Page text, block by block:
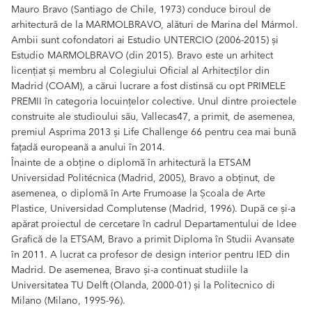
Mauro Bravo (Santiago de Chile, 1973) conduce biroul de
arhitectură de la MARMOLBRAVO, alături de Marina del Mármol.
Ambii sunt cofondatori ai Estudio UNTERCIO (2006-2015) și
Estudio MARMOLBRAVO (din 2015). Bravo este un arhitect
licențiat și membru al Colegiului Oficial al Arhitecților din
Madrid (COAM), a cărui lucrare a fost distinsă cu opt PRIMELE
PREMII în categoria locuințelor colective. Unul dintre proiectele
construite ale studioului său, Vallecas47, a primit, de asemenea,
premiul Asprima 2013 și Life Challenge 66 pentru cea mai bună
fațadă europeană a anului în 2014.
Înainte de a obține o diplomă în arhitectură la ETSAM
Universidad Politécnica (Madrid, 2005), Bravo a obținut, de
asemenea, o diplomă în Arte Frumoase la Școala de Arte
Plastice, Universidad Complutense (Madrid, 1996). După ce și-a
apărat proiectul de cercetare în cadrul Departamentului de Idee
Grafică de la ETSAM, Bravo a primit Diploma în Studii Avansate
în 2011. A lucrat ca profesor de design interior pentru IED din
Madrid. De asemenea, Bravo și-a continuat studiile la
Universitatea TU Delft (Olanda, 2000-01) și la Politecnico di
Milano (Milano, 1995-96).